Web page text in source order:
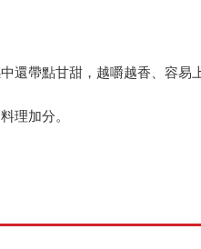
還帶點甘甜，越嚼越香、容易
理加分。